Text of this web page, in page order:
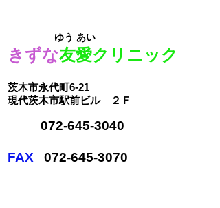
ゆう あい
きずな友愛クリニック
茨木市永代町6-21
​現代茨木市駅前ビル ２Ｆ
072-645-3040
FAX 072-645-3070